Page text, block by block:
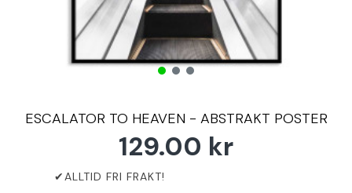
ESCALATOR TO HEAVEN - ABSTRAKT POSTER
129.00 kr